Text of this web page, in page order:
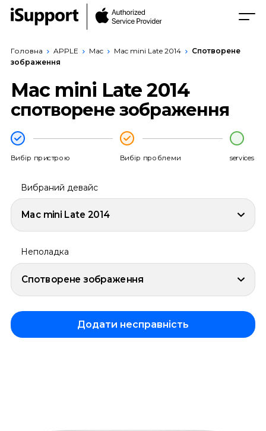
Головна APPLE Mac Mac mini Late 2014
Спотворене
зображення
Mac mini Late 2014
спотворене зображення
Вибір пристрою Вибір проблеми services
Вибраний девайс
Mac mini Late 2014
Неполадка
Спотворене зображення
Додати несправність